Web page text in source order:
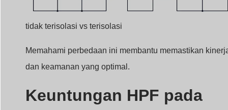
tidak terisolasi vs terisolasi
Memahami perbedaan ini membantu memastikan
dan keamanan yang optimal.
Keuntungan HPF pada